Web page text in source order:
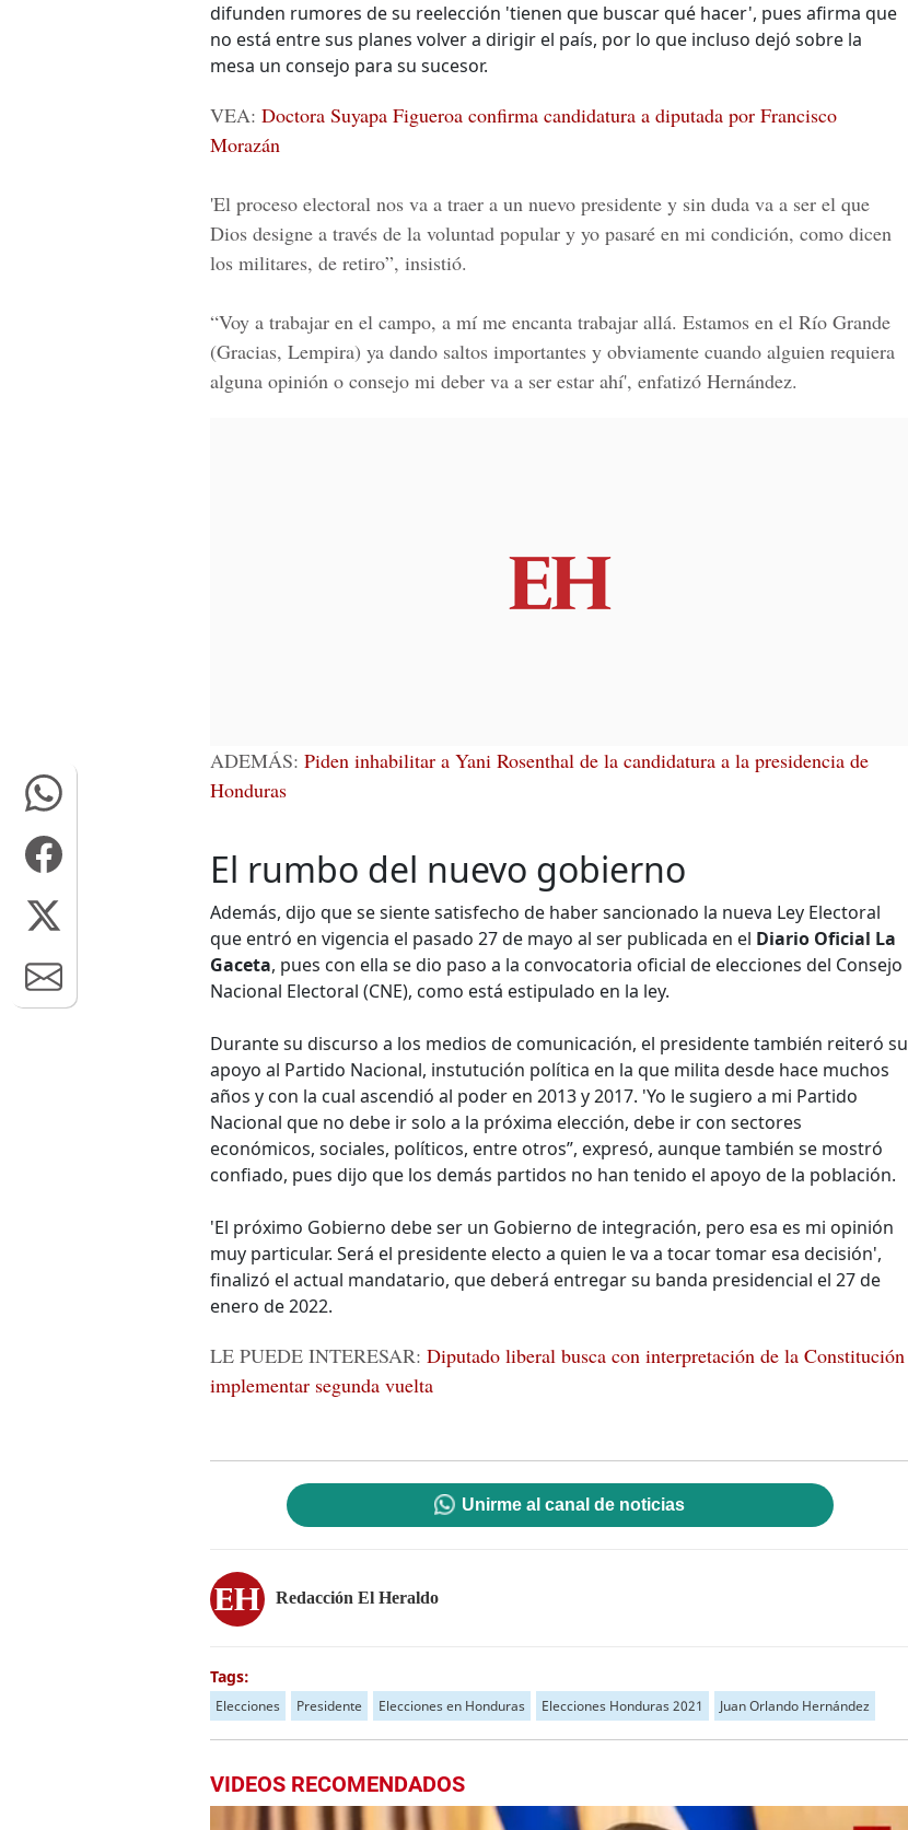
difunden rumores de su reelección 'tienen que buscar qué hacer', pues afirma que
no está entre sus planes volver a dirigir el país, por lo que incluso dejó sobre la
mesa un consejo para su sucesor.
VEA: Doctora Suyapa Figueroa confirma candidatura a diputada por Francisco
Morazán
'El proceso electoral nos va a traer a un nuevo presidente y sin duda va a ser el que
Dios designe a través de la voluntad popular y yo pasaré en mi condición, como dicen
los militares, de retiro”, insistió.
“Voy a trabajar en el campo, a mí me encanta trabajar allá. Estamos en el Río Grande
(Gracias, Lempira) ya dando saltos importantes y obviamente cuando alguien requiera
alguna opinión o consejo mi deber va a ser estar ahí', enfatizó Hernández.
ADEMÁS: Piden inhabilitar a Yani Rosenthal de la candidatura a la presidencia de
Honduras
El rumbo del nuevo gobierno
Además, dijo que se siente satisfecho de haber sancionado la nueva Ley Electoral
que entró en vigencia el pasado 27 de mayo al ser publicada en el Diario Oficial La
Gaceta, pues con ella se dio paso a la convocatoria oficial de elecciones del Consejo
Nacional Electoral (CNE), como está estipulado en la ley.
Durante su discurso a los medios de comunicación, el presidente también reiteró su
apoyo al Partido Nacional, instutución política en la que milita desde hace muchos
años y con la cual ascendió al poder en 2013 y 2017. 'Yo le sugiero a mi Partido
Nacional que no debe ir solo a la próxima elección, debe ir con sectores
económicos, sociales, políticos, entre otros”, expresó, aunque también se mostró
confiado, pues dijo que los demás partidos no han tenido el apoyo de la población.
'El próximo Gobierno debe ser un Gobierno de integración, pero esa es mi opinión
muy particular. Será el presidente electo a quien le va a tocar tomar esa decisión',
finalizó el actual mandatario, que deberá entregar su banda presidencial el 27 de
enero de 2022.
LE PUEDE INTERESAR: Diputado liberal busca con interpretación de la Constitución
implementar segunda vuelta
Unirme al canal de noticias
Redacción El Heraldo
Tags:
Elecciones Presidente Elecciones en Honduras Elecciones Honduras 2021 Juan Orlando Hernández
VIDEOS RECOMENDADOS